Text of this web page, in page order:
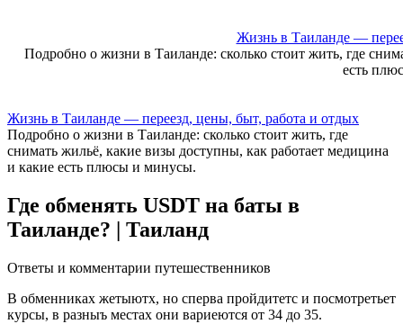
content
Жизнь в Таиланде —
Подробно о жизни в Таиланде: сколько стоит жить, где
есть
Жизнь в Таиланде — переезд, цены, быт, работа и отдых
Подробно о жизни в Таиланде: сколько стоит жить, где
снимать жильё, какие визы доступны, как работает медицина
и какие есть плюсы и минусы.
Где обменять USDT на баты в
Таиланде? | Таиланд
Ответы и комментарии путешественников
В обменниках жетыютх, но сперва пройдитетс и посмотретьет
курсы, в разныъ местах они вариеются от 34 до 35.